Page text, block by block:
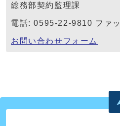
総務部契約監理課
電話: 0595-22-9810 ファ
お問い合わせフォーム